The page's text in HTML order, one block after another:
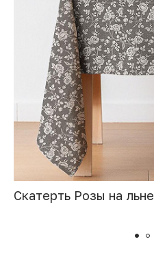
Скатерть Розы на льне